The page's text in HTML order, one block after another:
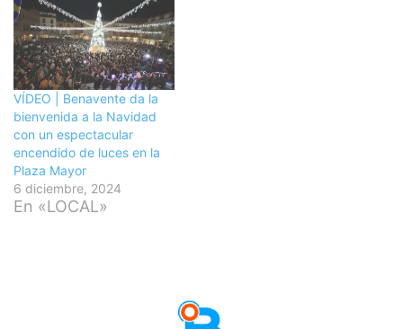
VÍDEO | Benavente da la
bienvenida a la Navidad
con un espectacular
encendido de luces en la
Plaza Mayor
6 diciembre, 2024
En «LOCAL»